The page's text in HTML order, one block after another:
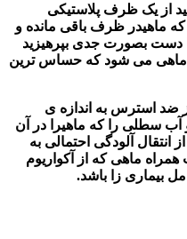
از یک ظرف پلاستیکی
که ماهیدر ظرف باقی مانده و
دست بصورت جدی بپرهیزید
می شود که حساس ترین
ضد استرس به اندازه ی
آب سطلی را که ماهیرا در آن
انتقال آلودگی احتمالی به
ماهی که از
آکواریوم
بیماری زا باشد.